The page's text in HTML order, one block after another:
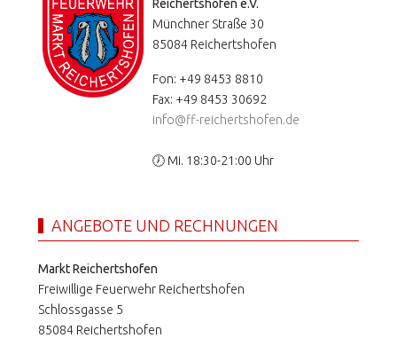
Reichertshofen e.V.
Münchner Straße 30
85084 Reichertshofen
Fon: +49 8453 8810
Fax: +49 8453 30692
info@ff-reichertshofen.de
🕖 Mi. 18:30-21:00 Uhr
ANGEBOTE UND RECHNUNGEN
Markt Reichertshofen
Freiwillige Feuerwehr Reichertshofen
Schlossgasse 5
85084 Reichertshofen